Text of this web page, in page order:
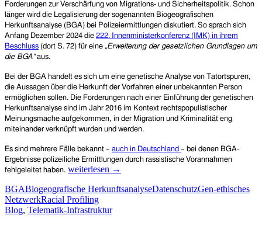
Forderungen zur Verschärfung von Migrations- und Sicherheitspolitik. Schon
länger wird die Legalisierung der sogenannten Biogeografischen
Herkunftsanalyse (BGA) bei Polizeiermittlungen diskutiert. So sprach sich
Anfang Dezember 2024 die 222. Innenministerkonferenz (IMK) in ihrem
Beschluss (dort S. 72) für eine „Erweiterung der gesetzlichen Grundlagen um
die BGA“aus.
Bei der BGA handelt es sich um eine genetische Analyse von Tatortspuren,
die Aussagen über die Herkunft der Vorfahren einer unbekannten Person
ermöglichen sollen. Die Forderungen nach einer Einführung der genetischen
Herkunftsanalyse sind im Jahr 2016 im Kontext rechtspopulistischer
Meinungsmache aufgekommen, in der Migration und Kriminalität eng
miteinander verknüpft wurden und werden.
Es sind mehrere Fälle bekannt – auch in Deutschland – bei denen BGA-
Ergebnisse polizeiliche Ermittlungen durch rassistische Vorannahmen
fehlgeleitet haben. Polizeiliche
Analyse
und
Rassismus:
weiterlesen →
BGABiogeografische HerkunftsanalyseDatenschutzGen-ethisches
NetzwerkRacial Profiling
Blog, Telematik-Infrastruktur